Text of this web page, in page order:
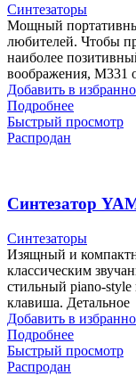
Синтезаторы
Мощный
любителей. Чтобы
наиболее
воображения, M331
Добавить в
Подробнее
Быстрый просмотр
Распродан
Синтезатор
Синтезаторы
Изящный и
классическим
стильный piano-
клавиша. Детальное
Добавить в
Подробнее
Быстрый просмотр
Распродан